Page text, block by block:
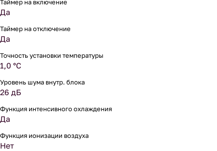
Таймер на включение
Да
Таймер на отключение
Да
Точность установки температуры
1,0 °С
Уровень шума внутр. блока
26 дБ
Функция интенсивного охлаждения
Да
Функция ионизации воздуха
Нет